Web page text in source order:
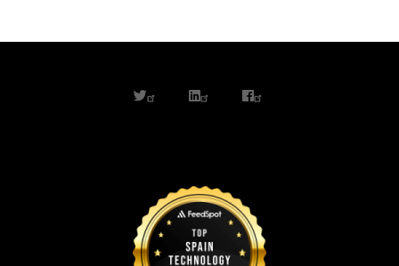
twitterlinkedinfacebook